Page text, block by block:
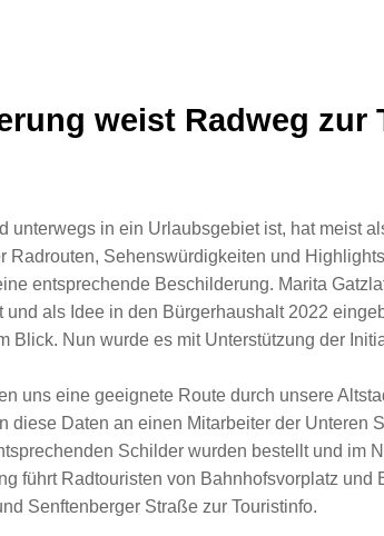
weist Radweg zur
unterwegs in ein Urlaubsgebiet ist, hat meist
Radrouten, Sehenswürdigkeiten und
entsprechende Beschilderung. Marita
und als Idee in den Bürgerhaushalt 2022
Blick. Nun wurde es mit Unterstützung der
uns eine geeignete Route durch unsere
diese Daten an einen Mitarbeiter der Unteren
Schilder wurden bestellt und im
führt Radtouristen von Bahnhofsvorplatz und
Senftenberger Straße zur Touristinfo.